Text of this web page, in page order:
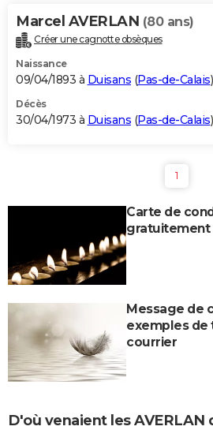
Marcel AVERLAN (80 ans)
Créer une cagnotte obsèques
Naissance
09/04/1893 à Duisans (Pas-de-Calais)
Décès
30/04/1973 à Duisans (Pas-de-Calais)
1
Carte de
gratuitement
Message de
exemples de
courrier
D'où venaient les AVERLAN